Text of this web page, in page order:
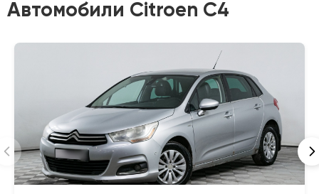
Автомобили Citroen C4